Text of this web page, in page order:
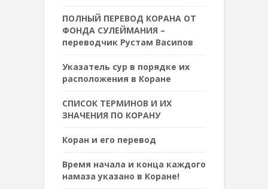
ПОЛНЫЙ ПЕРЕВОД КОРАНА ОТ
ФОНДА СУЛЕЙМАНИЯ –
переводчик Рустам Васипов
Указатель сур в порядке их
расположения в Коране
СПИСОК ТЕРМИНОВ И ИХ
ЗНАЧЕНИЯ ПО КОРАНУ
Коран и его перевод
Время начала и конца каждого
намаза указано в Коране!